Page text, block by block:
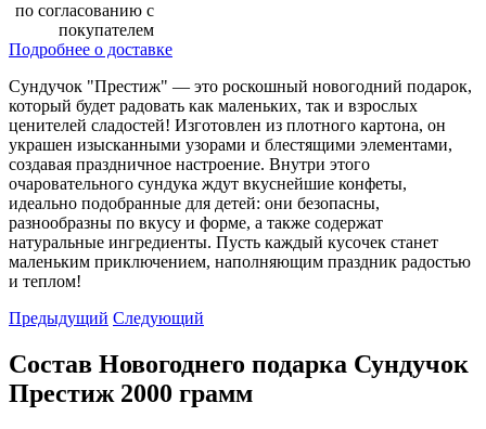
по согласованию с
покупателем
Подробнее о доставке
Сундучок "Престиж" — это роскошный новогодний подарок,
который будет радовать как маленьких, так и взрослых
ценителей сладостей! Изготовлен из плотного картона, он
украшен изысканными узорами и блестящими элементами,
создавая праздничное настроение. Внутри этого
очаровательного сундука ждут вкуснейшие конфеты,
идеально подобранные для детей: они безопасны,
разнообразны по вкусу и форме, а также содержат
натуральные ингредиенты. Пусть каждый кусочек станет
маленьким приключением, наполняющим праздник радостью
и теплом!
Предыдущий Следующий
Состав Новогоднего подарка Сундучок
Престиж 2000 грамм